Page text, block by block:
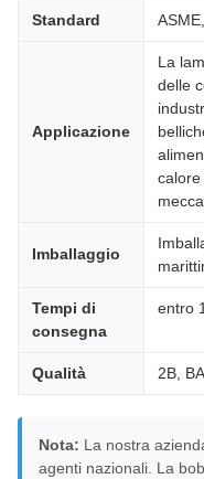
Standard
Applicazione
La
delle
calore
Imballaggio
Tempi di
consegna
entro
Qualità 2B,
Nota: La nostra
agenti nazionali. La